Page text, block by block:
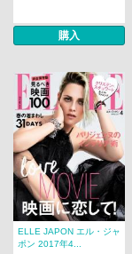
購入
ELLE JAPON エル・ジャ
ポン 2017年4...